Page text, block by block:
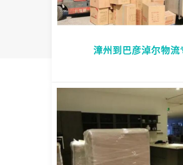
漳州到巴彦淖尔物流